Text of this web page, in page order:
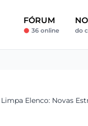
FÓRUM
36 online do
Elenco: Novas